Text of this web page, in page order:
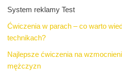
System reklamy Test
Ćwiczenia w parach – co warto
technikach?
Najlepsze ćwiczenia na
mężczyzn